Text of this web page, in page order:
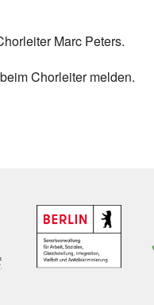
Marc Peters.
Chorleiter melden.